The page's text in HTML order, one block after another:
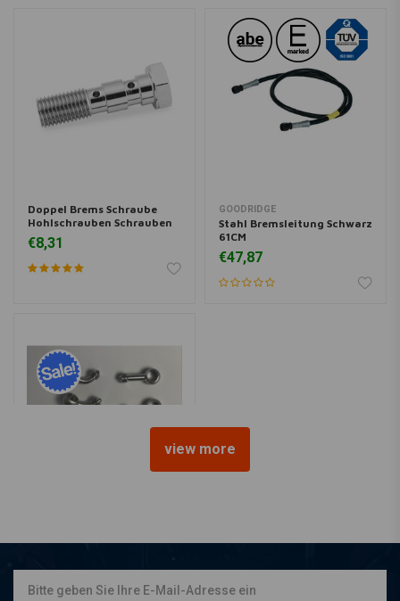
Doppel Brems Schraube
Hohlschrauben Schrauben
€8,31
GOODRIDGE
Stahl Bremsleitung Schwarz
61CM
€47,87
€4,98
view more